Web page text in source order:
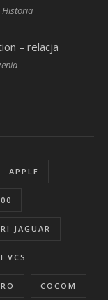
Historia
– relacja
APPLE
JAGUAR
VCS
COCOM